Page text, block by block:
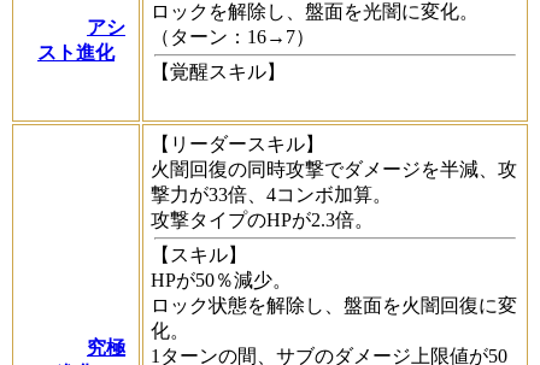
アシ
スト進化
ロックを解除し、盤面を光闇に変化。
（ターン：16→7）
【覚醒スキル】
究極
【リーダースキル】
火闇回復の同時攻撃でダメージを半減、攻
撃力が33倍、4コンボ加算。
攻撃タイプのHPが2.3倍。
【スキル】
HPが50％減少。
ロック状態を解除し、盤面を火闇回復に変
化。
1ターンの間、サブのダメージ上限値が50